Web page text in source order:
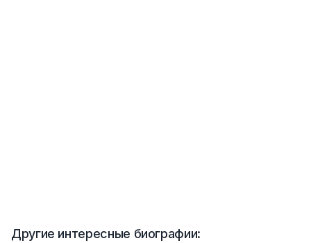
Другие интересные биографии: